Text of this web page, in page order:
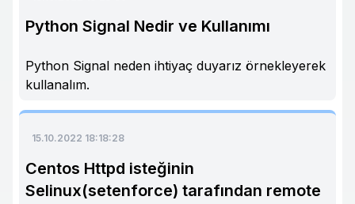
Python Signal Nedir ve Kullanımı
Python Signal neden ihtiyaç duyarız örnekleyerek
kullanalım.
15.10.2022 18:18:28
Centos Httpd isteğinin
Selinux(setenforce) tarafından remote